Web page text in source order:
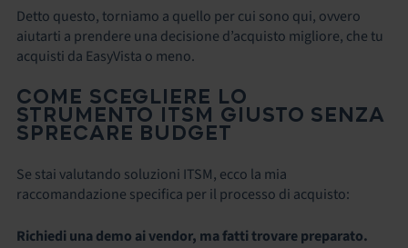
Detto questo, torniamo a quello per cui sono qui, ovvero
aiutarti a prendere una decisione d’acquisto migliore, che tu
acquisti da EasyVista o meno.
COME SCEGLIERE LO
STRUMENTO ITSM GIUSTO SENZA
SPRECARE BUDGET
Se stai valutando soluzioni ITSM, ecco la mia
raccomandazione specifica per il processo di acquisto:
Richiedi una demo ai vendor, ma fatti trovare preparato.